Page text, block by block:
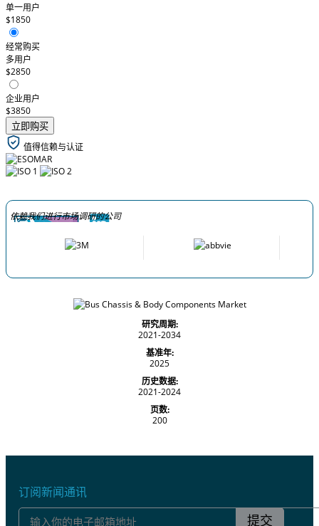
单一用户
$1850
经常购买
多用户
$2850
企业用户
$3850
立即购买
值得信赖与认证
依赖我们进行市场调研的公司
研究周期:
2021-2034
基准年:
2025
历史数据:
2021-2024
页数:
200
订阅新闻通讯
提交